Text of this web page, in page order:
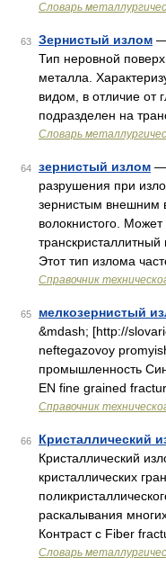
Словарь
63 Зернистый излом —
Тип неровной
металла.
видом, в отличие от
подразделен на
Словарь
64 зернистый излом —
разрушения при
зернистым внешним
волокнистого.
Этот тип излома
Справочник
65 мелкозернистый
&mdash; [http://
neftegazovoy
промышленность
EN fine grained
Справочник
66 Кристаллический
Кристаллический
кристаллических
раскалывания
Контраст с Fiber
Словарь